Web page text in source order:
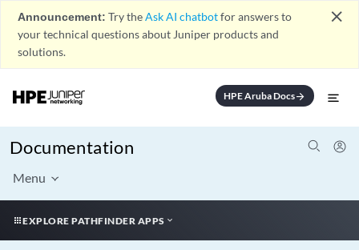
Announcement: Try theAsk AI chatbotfor answers to
your technical questions about Juniper products and
solutions.
close
HPE Aruba Docsarrow_forward
Documentation
Menu
EXPLORE PATHFINDER APPS